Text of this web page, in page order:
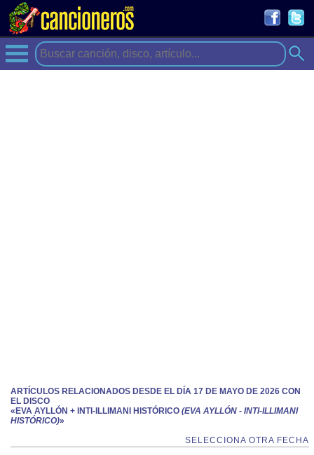
ARTÍCULOS RELACIONADOS DESDE EL DÍA 17 DE MAYO DE 2026 CON
EL DISCO
«EVA AYLLÓN + INTI-ILLIMANI HISTÓRICO (EVA AYLLÓN - INTI-ILLIMANI
HISTÓRICO)»
SELECCIONA OTRA FECHA